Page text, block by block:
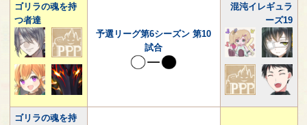
ゴリラの魂を持
つ者達
予選リーグ第6シーズン 第10
試合
混沌イレギュラ
ーズ19
ゴリラの魂を持